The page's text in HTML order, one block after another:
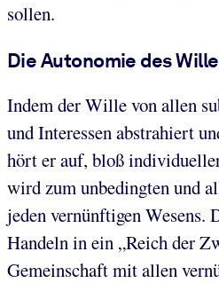
sollen.
Die Autonomie des
Indem der Wille von allen
und Interessen abstrahiert
hört er auf, bloß
wird zum unbedingten und
jeden vernünftigen Wesens.
Handeln in ein „Reich der
Gemeinschaft mit allen